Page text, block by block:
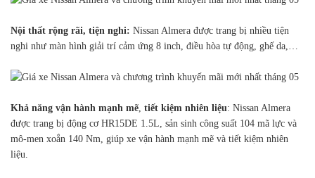
Nội thất rộng rãi, tiện nghi: Nissan Almera được trang bị nhiều tiện
nghi như màn hình giải trí cảm ứng 8 inch, điều hòa tự động, ghế da,…
Khả năng vận hành mạnh mẽ, tiết kiệm nhiên liệu: Nissan Almera
được trang bị động cơ HR15DE 1.5L, sản sinh công suất 104 mã lực và
mô-men xoắn 140 Nm, giúp xe vận hành mạnh mẽ và tiết kiệm nhiên
liệu.